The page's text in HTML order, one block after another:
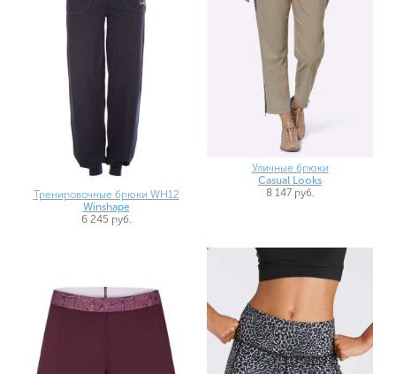
Тренировочные брюки WH12
Winshape
6 245 руб.
Уличные брюки
Casual Looks
8 147 руб.